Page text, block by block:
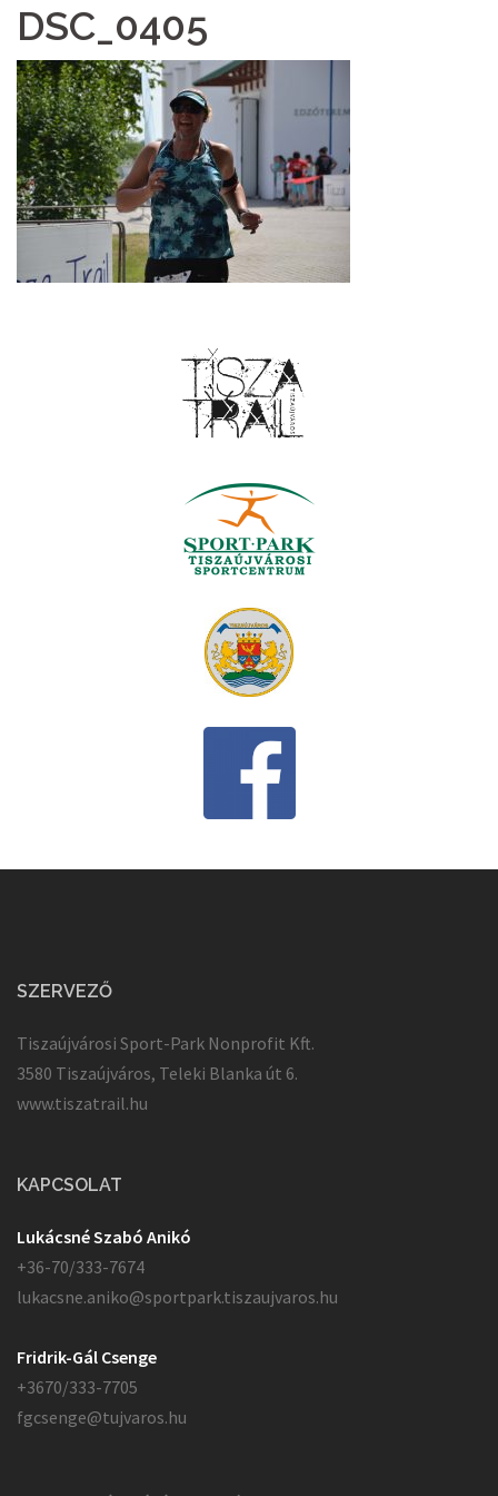
DSC_0405
SZERVEZŐ
Tiszaújvárosi Sport-Park Nonprofit Kft.
3580 Tiszaújváros, Teleki Blanka út 6.
www.tiszatrail.hu
KAPCSOLAT
Lukácsné Szabó Anikó
+36-70/333-7674
lukacsne.aniko@sportpark.tiszaujvaros.hu
Fridrik-Gál Csenge
+3670/333-7705
fgcsenge@tujvaros.hu